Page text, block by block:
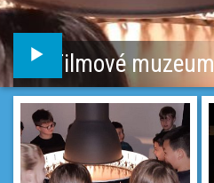
Filmové muzeum